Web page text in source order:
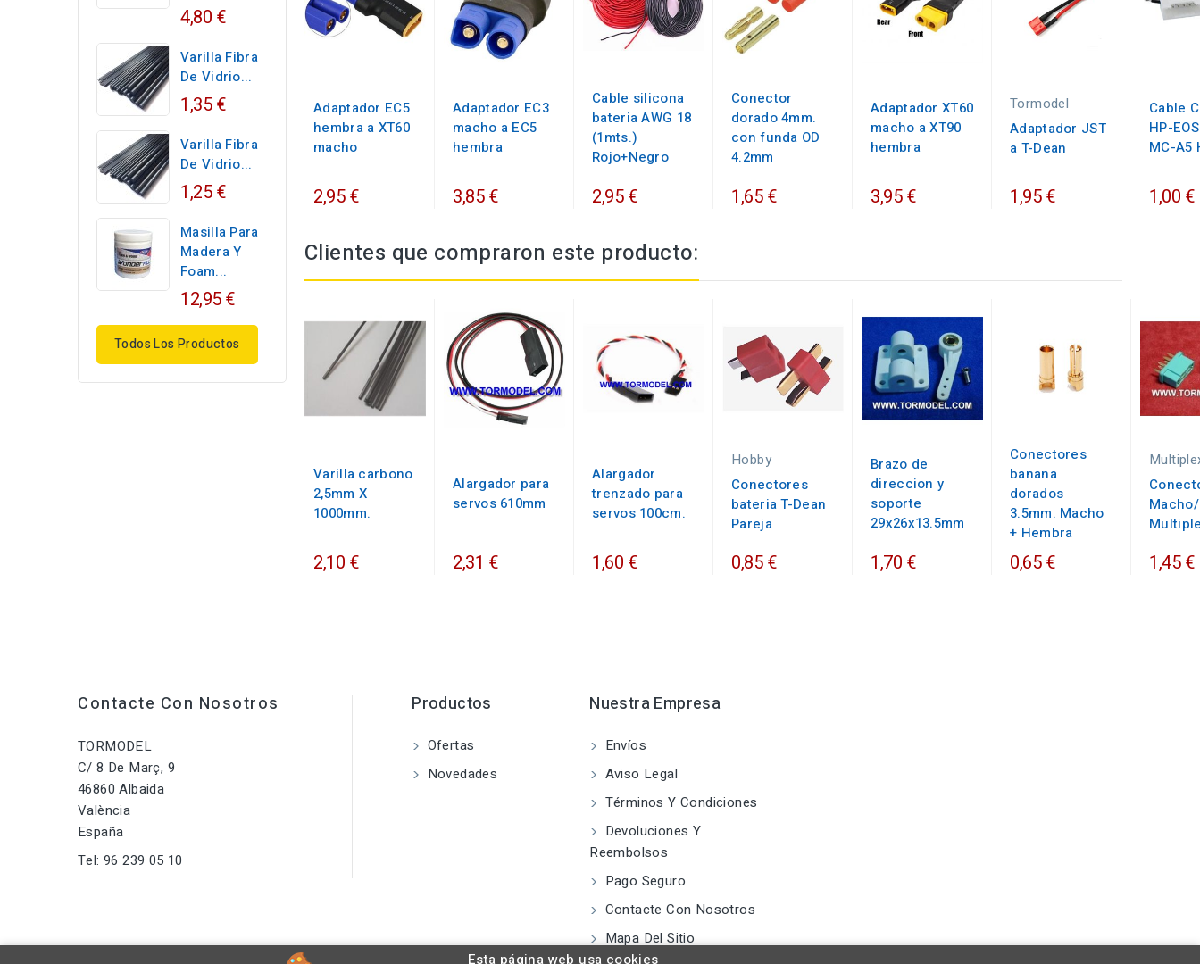
4,80 €
Varilla Fibra
De Vidrio...
1,35 €
Varilla Fibra
De Vidrio...
1,25 €
Masilla Para
Madera Y
Foam...
12,95 €
Todos Los Productos
Adaptador EC5
hembra a XT60
macho
2,95 €
Adaptador EC3
macho a EC5
hembra
3,85 €
Cable silicona
bateria AWG 18
(1mts.)
Rojo+Negro
2,95 €
Conector
dorado 4mm.
con funda OD
4.2mm
1,65 €
Adaptador XT60
macho a XT90
hembra
3,95 €
Tormodel
Adaptador JST
a T-Dean
1,95 €
Cable
HP-
MC-A5
1,00 €
Clientes que compraron este producto:
Varilla carbono
2,5mm X
1000mm.
2,10 €
Alargador para
servos 610mm
2,31 €
Alargador
trenzado para
servos 100cm.
1,60 €
Hobby
Conectores
bateria T-Dean
Pareja
0,85 €
Brazo de
direccion y
soporte
29x26x13.5mm
1,70 €
Conectores
banana
dorados
3.5mm. Macho
+ Hembra
0,65 € 1,45 €
Contacte Con Nosotros
TORMODEL
C/ 8 De Març, 9
46860 Albaida
València
España
Tel: 96 239 05 10
Productos
Ofertas
Novedades
Nuestra Empresa
Envíos
Aviso Legal
Términos Y Condiciones
Devoluciones Y
Reembolsos
Pago Seguro
Contacte Con Nosotros
Mapa Del Sitio
Esta página web usa cookies